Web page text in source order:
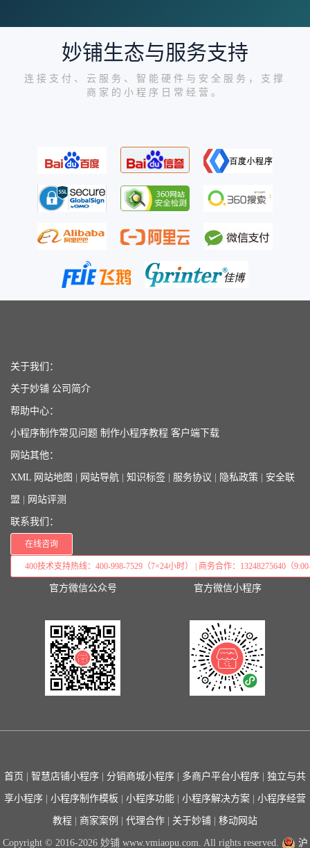
妙铺生态与服务支持
连接支付、云服务、智能硬件与安全服务，支撑
商家的小程序日常经营。
关于我们：
关于妙铺 公司简介
帮助中心：
小程序制作常见问题 制作小程序教程 客户端下载
网站其他：
XML 网站地图 网站导航 知识标签 服务协议 隐私政策 安全联
盟 网站评测
联系我们：
在线咨询
400技术支持热线：400-998-7529（7×24小时） | 商务合作：13248275640（
官方微信公众号 官方微信小程序
首页 智慧店铺小程序 分销商城小程序 多商户平台小程序 独立与共
享小程序 小程序制作模板 小程序功能 小程序解决方案 小程序经营
教程 商家案例 代理合作 关于妙铺 移动网站
Copyright © 2016-2026 妙铺 www.vmiaopu.com. All rights reserved. 沪